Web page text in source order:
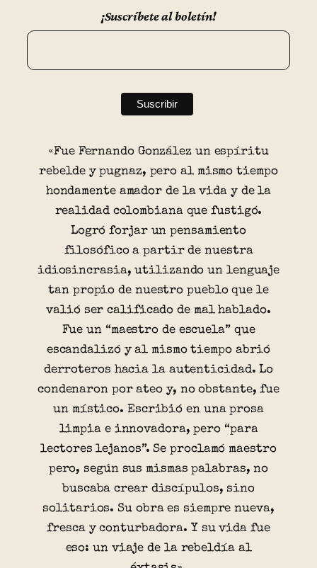
¡Suscríbete al boletín!
«Fue Fernando González un espíritu
rebelde y pugnaz, pero al mismo tiempo
hondamente amador de la vida y de la
realidad colombiana que fustigó.
Logró forjar un pensamiento
filosófico a partir de nuestra
idiosincrasia, utilizando un lenguaje
tan propio de nuestro pueblo que le
valió ser calificado de mal hablado.
Fue un “maestro de escuela” que
escandalizó y al mismo tiempo abrió
derroteros hacia la autenticidad. Lo
condenaron por ateo y, no obstante, fue
un místico. Escribió en una prosa
limpia e innovadora, pero “para
lectores lejanos”. Se proclamó maestro
pero, según sus mismas palabras, no
buscaba crear discípulos, sino
solitarios. Su obra es siempre nueva,
fresca y conturbadora. Y su vida fue
eso: un viaje de la rebeldía al